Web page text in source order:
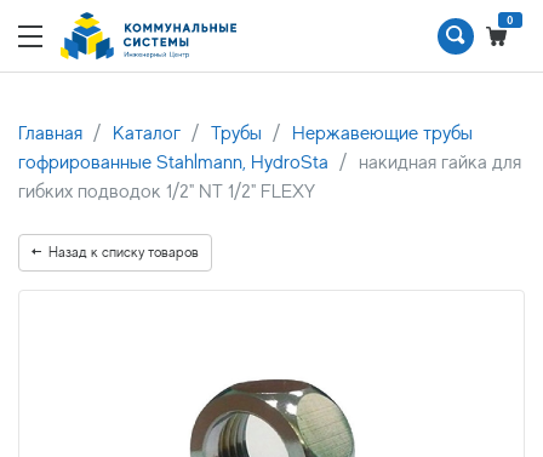
0
Главная Каталог Трубы
Нержавеющие трубы
гофрированные Stahlmann, HydroSta
накидная гайка для
гибких подводок 1/2" NT 1/2" FLEXY
Назад к списку товаров